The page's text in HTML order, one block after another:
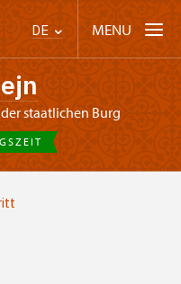
DE MENU
staatlichen Burg